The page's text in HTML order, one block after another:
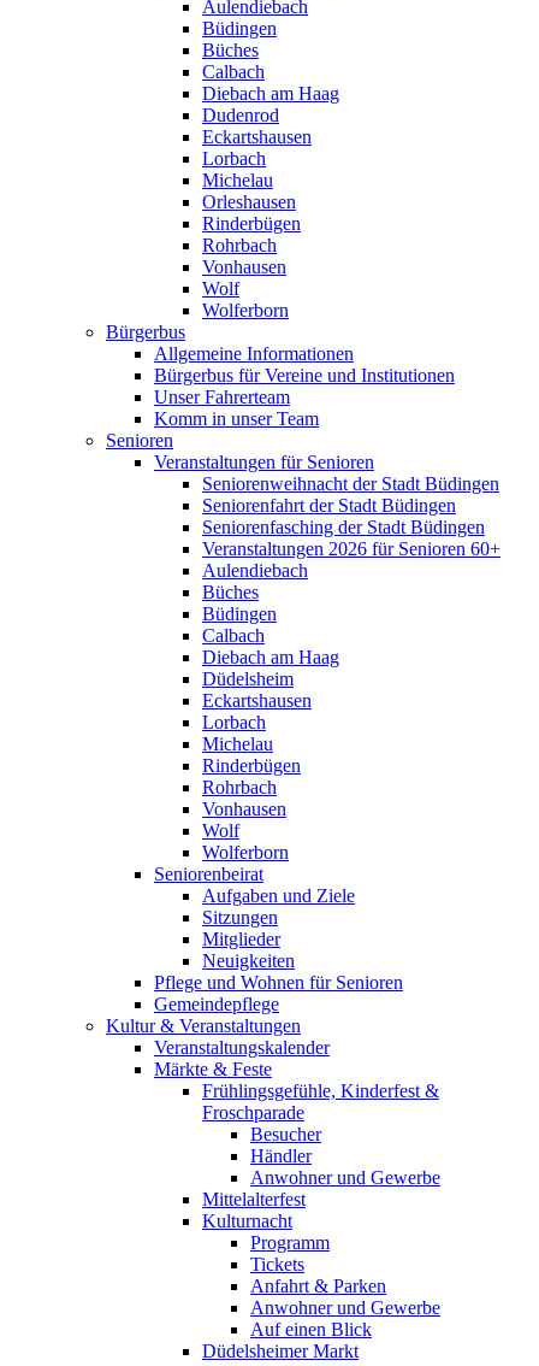
Aulendiebach
Büdingen
Büches
Calbach
Diebach am Haag
Dudenrod
Eckartshausen
Lorbach
Michelau
Orleshausen
Rinderbügen
Rohrbach
Vonhausen
Wolf
Wolferborn
Bürgerbus
Allgemeine Informationen
Bürgerbus für Vereine und Institutionen
Unser Fahrerteam
Komm in unser Team
Senioren
Veranstaltungen für Senioren
Seniorenweihnacht der Stadt Büdingen
Seniorenfahrt der Stadt Büdingen
Seniorenfasching der Stadt Büdingen
Veranstaltungen 2026 für Senioren 60+
Aulendiebach
Büches
Büdingen
Calbach
Diebach am Haag
Düdelsheim
Eckartshausen
Lorbach
Michelau
Rinderbügen
Rohrbach
Vonhausen
Wolf
Wolferborn
Seniorenbeirat
Aufgaben und Ziele
Sitzungen
Mitglieder
Neuigkeiten
Pflege und Wohnen für Senioren
Gemeindepflege
Kultur & Veranstaltungen
Veranstaltungskalender
Märkte & Feste
Frühlingsgefühle, Kinderfest &
Froschparade
Besucher
Händler
Anwohner und Gewerbe
Mittelalterfest
Kulturnacht
Programm
Tickets
Anfahrt & Parken
Anwohner und Gewerbe
Auf einen Blick
Düdelsheimer Markt